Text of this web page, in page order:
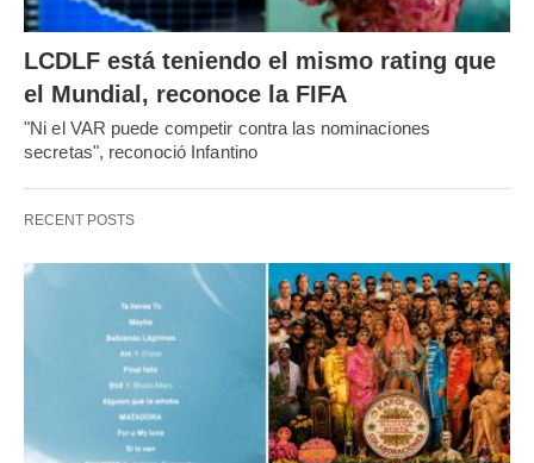
LCDLF está teniendo el mismo rating que
el Mundial, reconoce la FIFA
"Ni el VAR puede competir contra las nominaciones
secretas", reconoció Infantino
RECENT POSTS